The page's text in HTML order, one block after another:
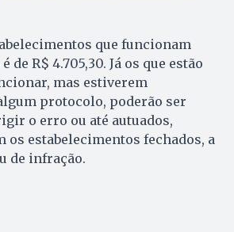
que funcionam
de R$ 4.705,30. Já os que estão
mas estiverem
protocolo, poderão ser
o erro ou até autuados,
os estabelecimentos fechados, a
de infração.